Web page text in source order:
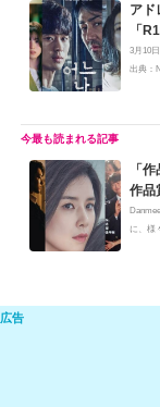
アド
「
3月10
出典：
「
作品
に、様